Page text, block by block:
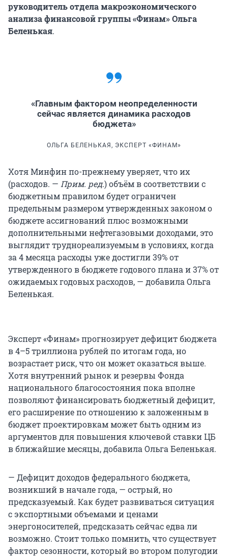
руководитель отдела макроэкономического
анализа финансовой группы «Финам»Ольга
Беленькая.
«Главным фактором неопределенности
сейчас является динамика расходов
бюджета»
ОЛЬГА БЕЛЕНЬКАЯ, ЭКСПЕРТ «ФИНАМ»
Хотя Минфин по-прежнему уверяет, что их
(расходов. — Прим. ред.) объём в соответствии с
бюджетным правилом будет ограничен
предельным размером утвержденных законом о
бюджете ассигнований плюс возможными
дополнительными нефтегазовыми доходами, это
выглядит труднореализуемым в условиях, когда
за 4 месяца расходы уже достигли 39% от
утвержденного в бюджете годового плана и 37% от
ожидаемых годовых расходов, — добавила Ольга
Беленькая.
Эксперт «Финам» прогнозирует дефицит бюджета
в 4–5 триллиона рублей по итогам года, но
возрастает риск, что он может оказаться выше.
Хотя внутренний рынок и резервы Фонда
национального благосостояния пока вполне
позволяют финансировать бюджетный дефицит,
его расширение по отношению к заложенным в
бюджет проектировкам может быть одним из
аргументов для повышения ключевой ставки ЦБ
в ближайшие месяцы, добавила Ольга Беленькая.
— Дефицит доходов федерального бюджета,
возникший в начале года, — острый, но
предсказуемый. Как будет развиваться ситуация
с экспортными объемами и ценами
энергоносителей, предсказать сейчас едва ли
возможно. Стоит только помнить, что существует
фактор сезонности, который во втором полугодии